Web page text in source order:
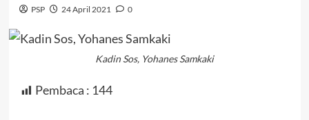
PSP 24 April 2021 0
Kadin Sos, Yohanes Samkaki
Pembaca : 144